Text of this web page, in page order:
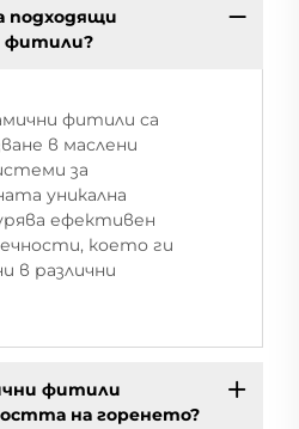
подходящи
фитили?
фитили са
в маслени
за
уникална
ефективен
което ги
в различни
фитили
на горенето?